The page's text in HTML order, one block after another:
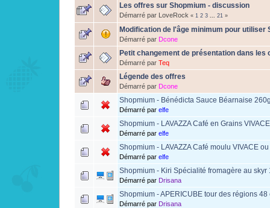
Les offres sur Shopmium - discussion
Démarré par LoveRock « 1 2 3 21 »
Modification de l'âge minimum pour utiliser
Démarré par Dcone
Petit changement de présentation dans les
Démarré par Teq
Légende des offres
Démarré par Dcone
Shopmium - Bénédicta Sauce Béarnaise
Démarré par elfe
Shopmium - LAVAZZA Café en Grains
Démarré par elfe
Shopmium - LAVAZZA Café moulu VIVACE
Démarré par elfe
Shopmium - Kiri Spécialité fromagère au skyr
Démarré par Drisana
Shopmium - APERICUBE tour des régions 48
Démarré par Drisana